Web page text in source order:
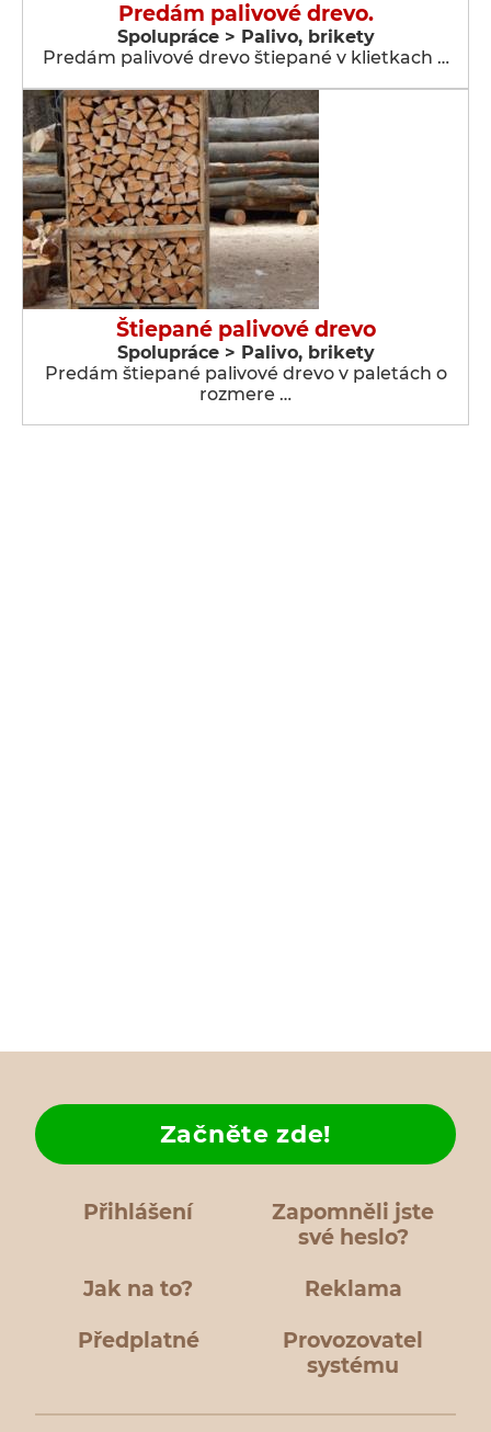
Predám palivové drevo.
Spolupráce > Palivo, brikety
Predám palivové drevo štiepané v klietkach …
Štiepané palivové drevo
Spolupráce > Palivo, brikety
Predám štiepané palivové drevo v paletách o
rozmere …
Přihlášení
Zapomněli jste
své heslo?
Jak na to?
Začněte zde!
Reklama
Předplatné
Provozovatel
systému